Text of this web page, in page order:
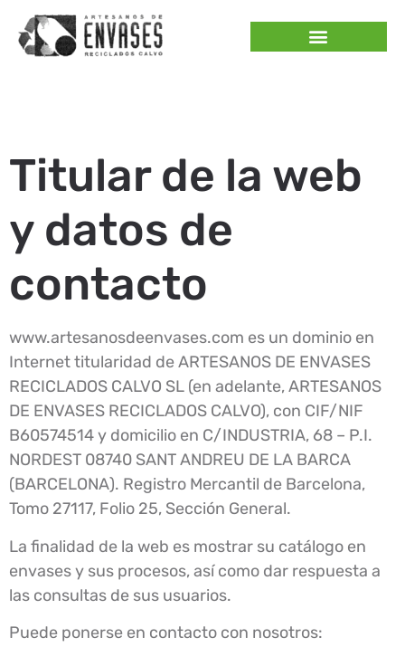
Titular de la web
y datos de
contacto
www.artesanosdeenvases.com es un dominio en
Internet titularidad de ARTESANOS DE ENVASES
RECICLADOS CALVO SL (en adelante, ARTESANOS
DE ENVASES RECICLADOS CALVO), con CIF/NIF
B60574514 y domicilio en C/INDUSTRIA, 68 – P.I.
NORDEST 08740 SANT ANDREU DE LA BARCA
(BARCELONA). Registro Mercantil de Barcelona,
Tomo 27117, Folio 25, Sección General.
La finalidad de la web es mostrar su catálogo en
envases y sus procesos, así como dar respuesta a
las consultas de sus usuarios.
Puede ponerse en contacto con nosotros: